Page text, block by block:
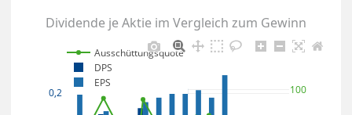
Dividende je Aktie im Vergleich zum Gewinn
0,2 100
Ausschüttungsquote
DPS
EPS